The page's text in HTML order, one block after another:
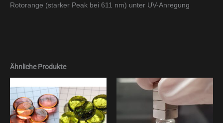
Rotorange (starker Peak bei 611 nm) unter UV-Anregung
Ähnliche Produkte